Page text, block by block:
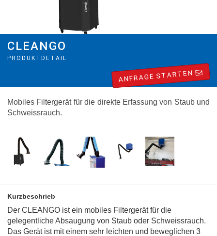
CLEANGO
PRODUKTDETAIL
ANFRAGE STARTEN
Mobiles Filtergerät für die direkte Erfassung von Staub und
Schweissrauch.
Kurzbeschrieb
Der CLEANGO ist ein mobiles Filtergerät für die
gelegentliche Absaugung von Staub oder Schweissrauch.
Das Gerät ist mit einem sehr leichten und beweglichen 3